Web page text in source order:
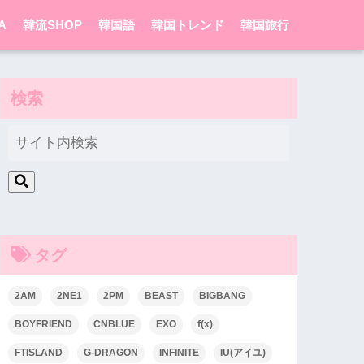
韓流SHOP 韓国語 韓国トレンド 韓国旅行
検索
タグ
2AM 2NE1 2PM BEAST BIGBANG
BOYFRIEND CNBLUE EXO f(x)
FTISLAND G-DRAGON INFINITE IU(アイユ)